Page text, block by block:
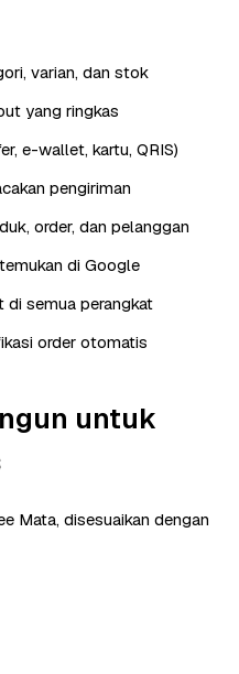
varian, dan stok
yang ringkas
e-wallet, kartu, QRIS)
pengiriman
order, dan pelanggan
di Google
di semua perangkat
order otomatis
untuk
Mata, disesuaikan dengan